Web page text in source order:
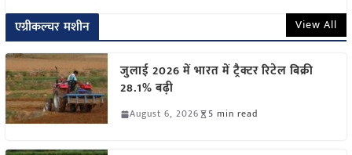
एग्रीकल्चर मशीन View All
जुलाई 2026 में भारत में ट्रैक्टर रिटेल बिक्री
28.1% बढ़ी
August 6, 2026 5 min read